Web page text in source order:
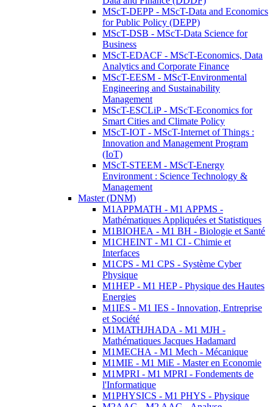
MScT-DEPP - MScT-Data and Economics
for Public Policy (DEPP)
MScT-DSB - MScT-Data Science for
Business
MScT-EDACF - MScT-Economics, Data
Analytics and Corporate Finance
MScT-EESM - MScT-Environmental
Engineering and Sustainability
Management
MScT-ESCLiP - MScT-Economics for
Smart Cities and Climate Policy
MScT-IOT - MScT-Internet of Things :
Innovation and Management Program
(IoT)
MScT-STEEM - MScT-Energy
Environment : Science Technology &
Management
Master (DNM)
M1APPMATH - M1 APPMS -
Mathématiques Appliquées et Statistiques
M1BIOHEA - M1 BH - Biologie et Santé
M1CHEINT - M1 CI - Chimie et
Interfaces
M1CPS - M1 CPS - Système Cyber
Physique
M1HEP - M1 HEP - Physique des Hautes
Energies
M1IES - M1 IES - Innovation, Entreprise
et Société
M1MATHJHADA - M1 MJH -
Mathématiques Jacques Hadamard
M1MECHA - M1 Mech - Mécanique
M1MIE - M1 MiE - Master en Economie
M1MPRI - M1 MPRI - Fondements de
l'Informatique
M1PHYSICS - M1 PHYS - Physique